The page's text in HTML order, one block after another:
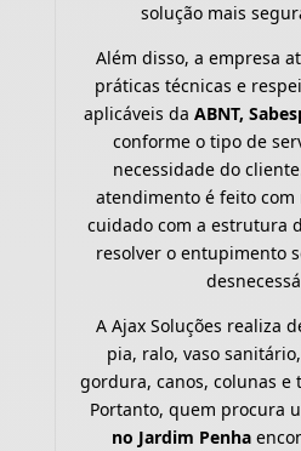
solução mais
Além disso, a empresa
práticas técnicas e
aplicáveis da ABNT,
conforme o tipo de
necessidade do
atendimento é feito
cuidado com a estrutura
resolver o entupimento
A Ajax Soluções realiza
pia, ralo, vaso
gordura, canos, colunas e
Portanto, quem procura
no Jardim Penha